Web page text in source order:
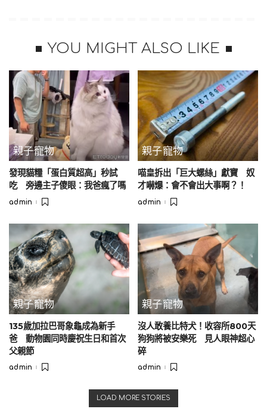
日，身體狀況已明顯衰竭，救治到當晚宣告不治。
縣府表示，黑面琵鷺每年秋冬
YOU MIGHT ALSO LIKE
親子寵物
發現貓糧「蛋白質超高」秒試
吃 旁邊主子傻眼：我爸瘋了嗎
Posted
admin
親子寵物
喵皇拆出「巨大螺絲」獻寶 奴
才嚇爆：會不會出大事啊？！
Posted
admin
親子寵物
135歲加拉巴哥象龜成為新手
爸 動物園同時慶祝生日和首次
父親節
Posted
admin
親子寵物
沒人敢養比特犬！收容所800天
狗狗將被安樂死 見人眼神超心
碎
Posted
admin
LOAD MORE STORIES